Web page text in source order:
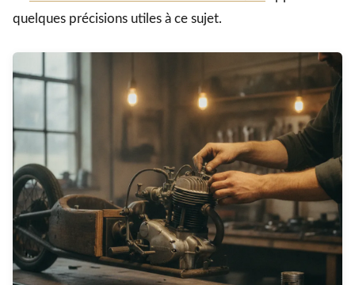
quelques précisions utiles à ce sujet.